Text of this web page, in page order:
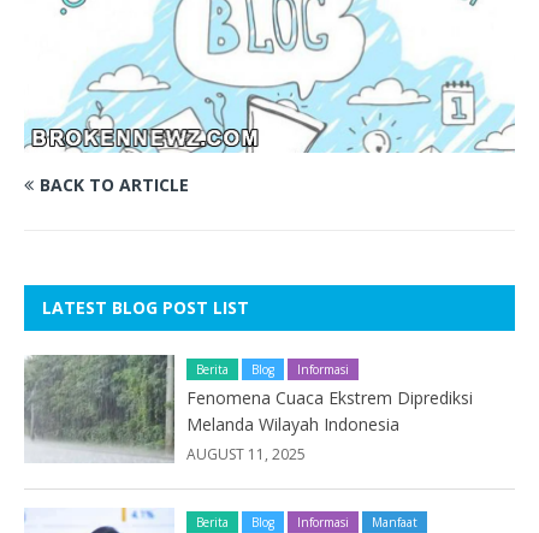
BACK TO ARTICLE
LATEST BLOG POST LIST
Berita Blog Informasi
Fenomena Cuaca Ekstrem Diprediksi
Melanda Wilayah Indonesia
AUGUST 11, 2025
Berita Blog Informasi Manfaat